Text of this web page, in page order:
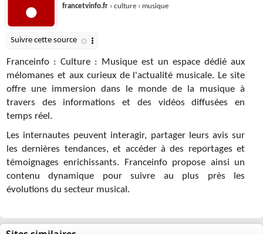
francetvinfo.fr › culture › musique
Franceinfo : Culture : Musique est un espace dédié aux
mélomanes et aux curieux de l'actualité musicale. Le site
offre une immersion dans le monde de la musique à
travers des informations et des vidéos diffusées en
temps réel.
Les internautes peuvent interagir, partager leurs avis sur
les dernières tendances, et accéder à des reportages et
témoignages enrichissants. Franceinfo propose ainsi un
contenu dynamique pour suivre au plus près les
évolutions du secteur musical.